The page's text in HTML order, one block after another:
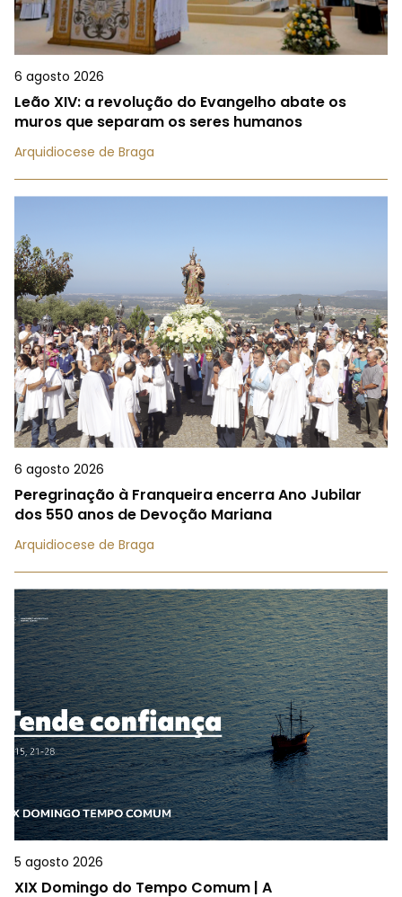
6 agosto 2026
Leão XIV: a revolução do Evangelho abate os
muros que separam os seres humanos
Arquidiocese de Braga
6 agosto 2026
Peregrinação à Franqueira encerra Ano Jubilar
dos 550 anos de Devoção Mariana
Arquidiocese de Braga
5 agosto 2026
XIX Domingo do Tempo Comum | A